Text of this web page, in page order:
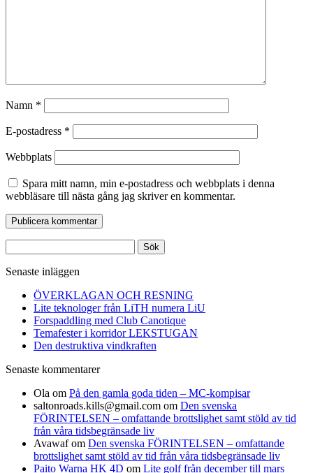
Namn *
E-postadress *
Webbplats
Spara mitt namn, min e-postadress och webbplats i denna
webbläsare till nästa gång jag skriver en kommentar.
efter:
Senaste inläggen
ÖVERKLAGAN OCH RESNING
Lite teknologer från LiTH numera LiU
Forspaddling med Club Canotique
Temafester i korridor LEKSTUGAN
Den destruktiva vindkraften
Senaste kommentarer
Ola om På den gamla goda tiden – MC-kompisar
saltonroads.kills@gmail.com om Den svenska
FÖRINTELSEN – omfattande brottslighet samt stöld av tid
från våra tidsbegränsade liv
Avawafom Den svenska FÖRINTELSEN – omfattande
brottslighet samt stöld av tid från våra tidsbegränsade liv
Paito Warna HK 4D om Lite golf från december till mars